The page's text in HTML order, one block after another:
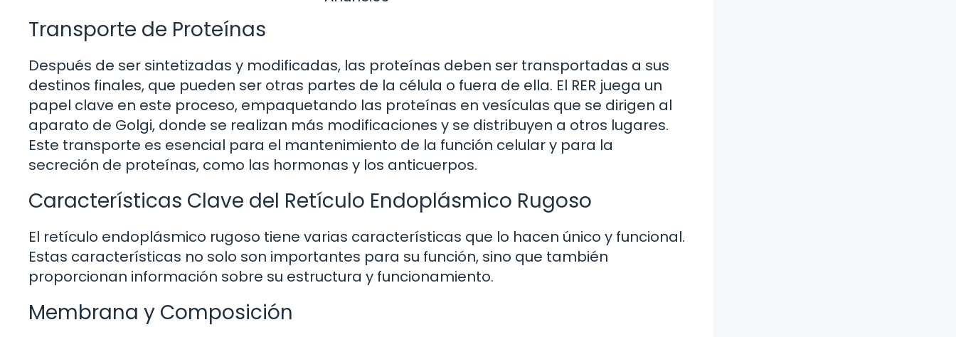
Transporte de Proteínas
Después de ser sintetizadas y modificadas, las proteínas deben ser transportadas a sus
destinos finales, que pueden ser otras partes de la célula o fuera de ella. El RER juega un
papel clave en este proceso, empaquetando las proteínas en vesículas que se dirigen al
aparato de Golgi, donde se realizan más modificaciones y se distribuyen a otros lugares.
Este transporte es esencial para el mantenimiento de la función celular y para la
secreción de proteínas, como las hormonas y los anticuerpos.
Características Clave del Retículo Endoplásmico Rugoso
El retículo endoplásmico rugoso tiene varias características que lo hacen único y funcional.
Estas características no solo son importantes para su función, sino que también
proporcionan información sobre su estructura y funcionamiento.
Membrana y Composición